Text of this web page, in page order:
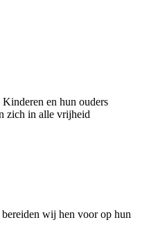
Kinderen en hun ouders
zich in alle vrijheid
wij hen voor op hun